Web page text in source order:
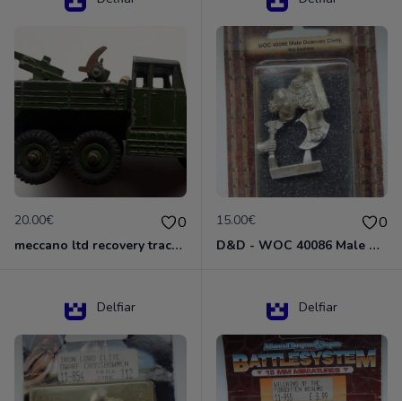
20.00€ 0
meccano ltd recovery tractor N°661
15.00€ 0
D&D - WOC 40086 Male Dwarven Cleric Miniature - Donjons Dragons
Delfiar Delfiar